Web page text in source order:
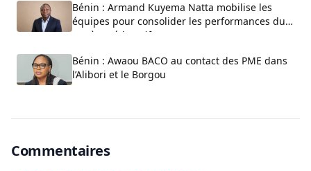
Bénin : Armand Kuyema Natta mobilise les
équipes pour consolider les performances du
système éducatif
Bénin : Awaou BACO au contact des PME dans
l’Alibori et le Borgou
Commentaires